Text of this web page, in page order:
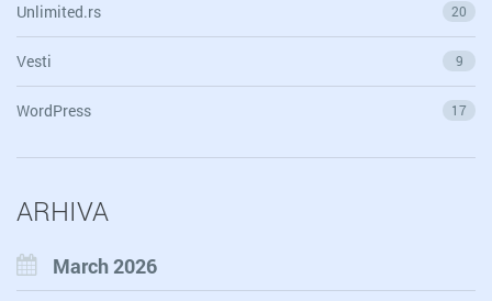
Unlimited.rs 20
Vesti 9
WordPress 17
ARHIVA
March 2026